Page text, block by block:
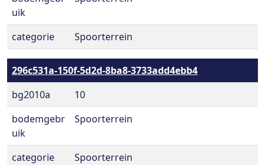
uik
categorie Spoorterrein
296c531a-150f-5d2d-8ba8-3733add4ebb4
bg2010a
10
bodemgebr
uik
Spoorterrein
categorie Spoorterrein